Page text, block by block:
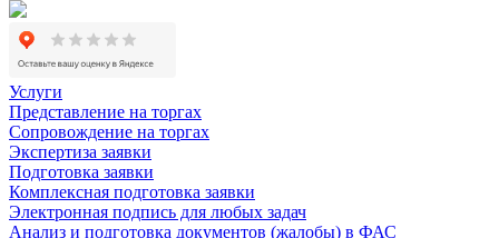
Услуги
Представление на торгах
Сопровождение на торгах
Экспертиза заявки
Подготовка заявки
Комплексная подготовка заявки
Электронная подпись для любых задач
Анализ и подготовка документов (жалобы) в ФАС